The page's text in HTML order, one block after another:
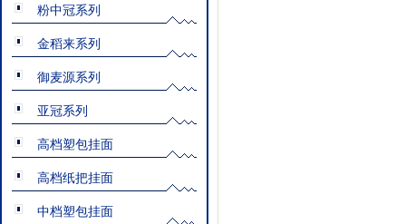
粉中冠系列
金稻来系列
御麦源系列
亚冠系列
高档塑包挂面
高档纸把挂面
中档塑包挂面